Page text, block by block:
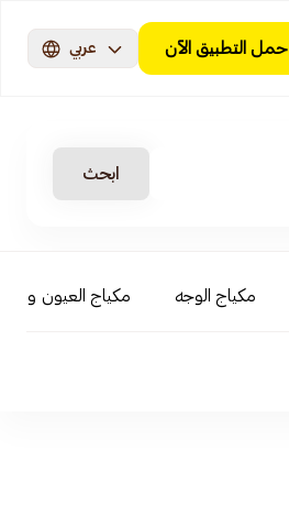
حمل التطبيق الآن عربي
ابحث
مكياج الوجه مكياج العيون